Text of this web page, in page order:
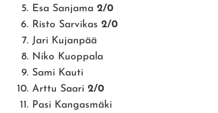
Esa Sanjama 2/0
Risto Sarvikas 2/0
Jari Kujanpää
Niko Kuoppala
Sami Kauti
Arttu Saari 2/0
Pasi Kangasmäki